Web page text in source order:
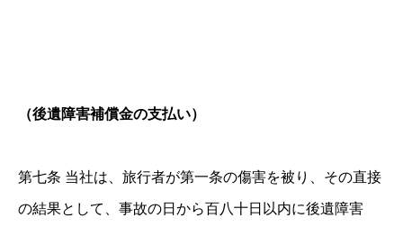
（後遺障害補償金の支払い）
第七条 当社は、旅行者が第一条の傷害を被り、その直接
の結果として、事故の日から百八十日以内に後遺障害